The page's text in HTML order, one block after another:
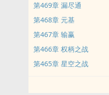
第469章 漏尽通
第468章 元基
第467章 输赢
第466章 权柄之战
第465章 星空之战